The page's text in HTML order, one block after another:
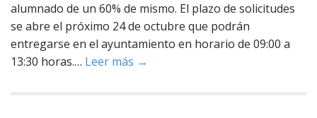
alumnado de un 60% de mismo. El plazo de solicitudes
se abre el próximo 24 de octubre que podrán
entregarse en el ayuntamiento en horario de 09:00 a
13:30 horas.… Leer más →